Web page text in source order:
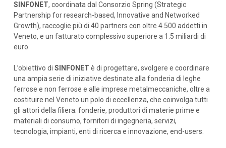
SINFONET, coordinata dal Consorzio Spring (Strategic
Partnership for research-based, Innovative and Networked
Growth), raccoglie più di 40 partners con oltre 4.500 addetti in
Veneto, e un fatturato complessivo superiore a 1.5 miliardi di
euro.
L’obiettivo di SINFONET è di progettare, svolgere e coordinare
una ampia serie di iniziative destinate alla fonderia di leghe
ferrose e non ferrose e alle imprese metalmeccaniche, oltre a
costituire nel Veneto un polo di eccellenza, che coinvolga tutti
gli attori della filiera: fonderie, produttori di materie prime e
materiali di consumo, fornitori di ingegneria, servizi,
tecnologia, impianti, enti di ricerca e innovazione, end-users.